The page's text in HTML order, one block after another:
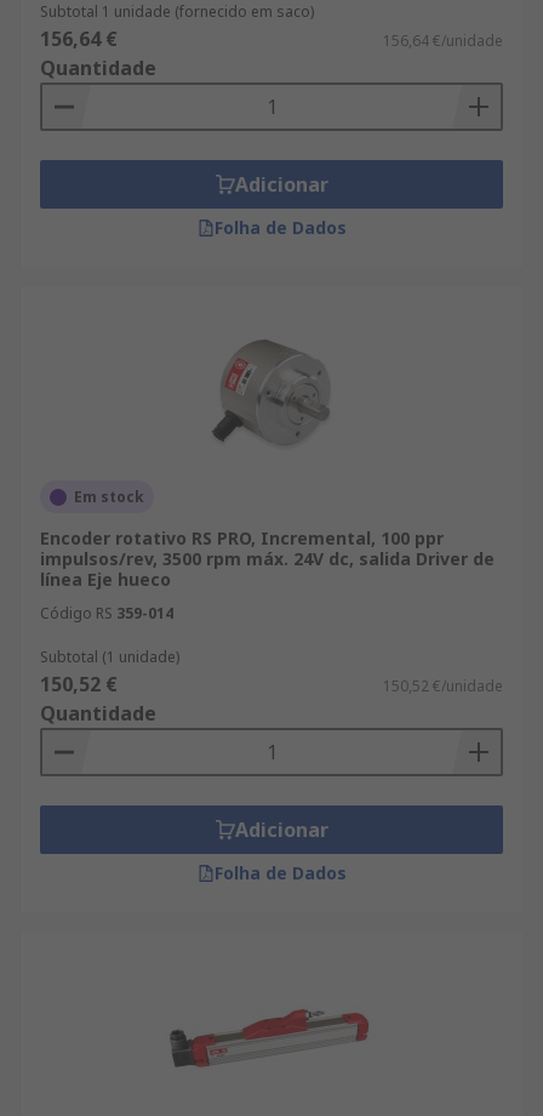
Subtotal 1 unidade (fornecido em saco)
156,64 € 156,64 €/unidade
Quantidade
Adicionar
Folha de Dados
Em stock
Encoder rotativo RS PRO, Incremental, 100 ppr
impulsos/rev, 3500 rpm máx. 24V dc, salida Driver de
línea Eje hueco
Código RS 359-014
Subtotal (1 unidade)
150,52 € 150,52 €/unidade
Quantidade
Adicionar
Folha de Dados